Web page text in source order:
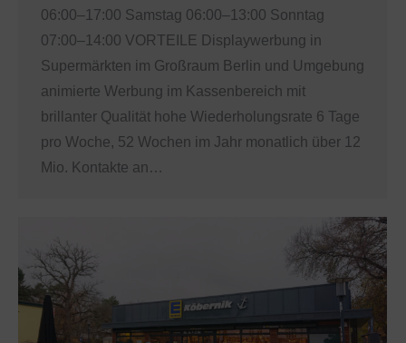
06:00–17:00 Samstag 06:00–13:00 Sonntag
07:00–14:00 VORTEILE Displaywerbung in
Supermärkten im Großraum Berlin und Umgebung
animierte Werbung im Kassenbereich mit
brillanter Qualität hohe Wiederholungsrate 6 Tage
pro Woche, 52 Wochen im Jahr monatlich über 12
Mio. Kontakte an…